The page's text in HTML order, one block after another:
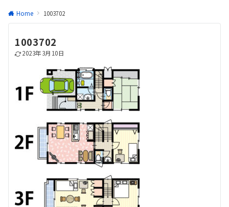
Home 1003702
1003702
2023年3月10日